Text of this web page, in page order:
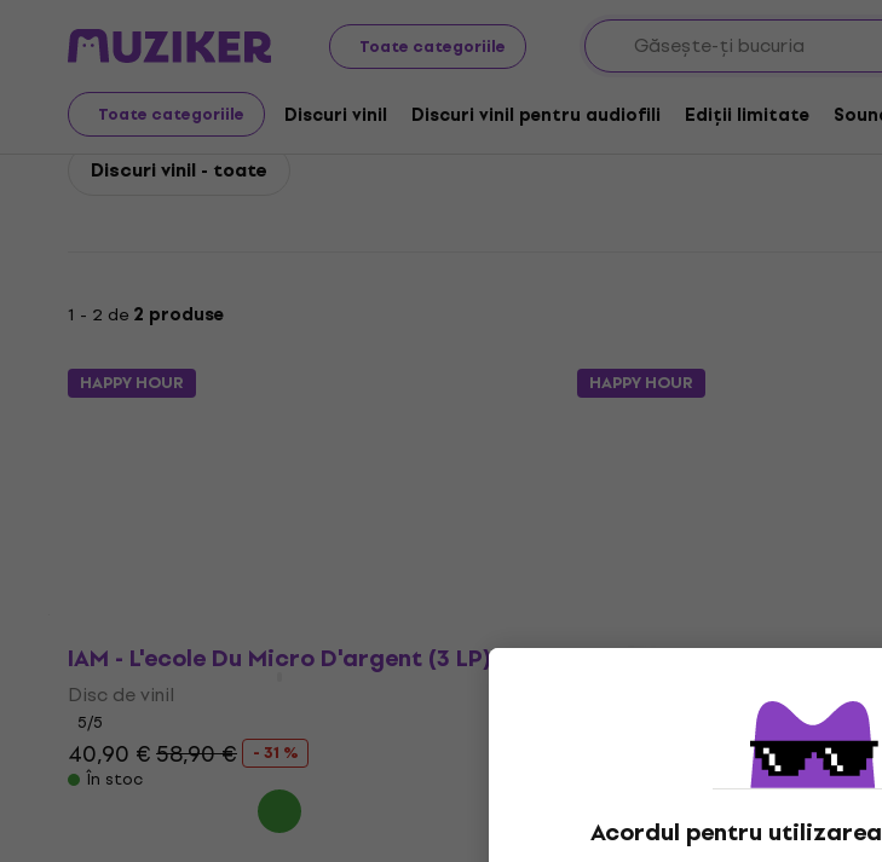
Toate categoriile
Toate categoriile Discuri vinil Discuri vinil pentru audiofili Ediții limitate
Acordul pentru
IAM IAM Discuri vinil
IAM Discuri vinil
Discuri vinil - toate
1 - 2 de 2 produse
HAPPY HOUR
IAM - L'ecole Du Micro D'argent (3 LP)
Disc de vinil
5/5
40,90 €58,90 €
- 31 %
În stoc
HAPPY HOUR
IAM - 16 Classiques
39,90 €
- 30 %